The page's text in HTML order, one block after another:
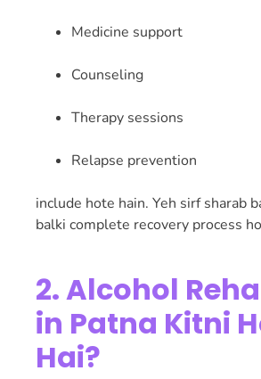
Medicine support
Counseling
Therapy sessions
Relapse prevention
include hote hain. Yeh sirf sharab
balki complete recovery process
2. Alcohol
in Patna Kitni
Hai?